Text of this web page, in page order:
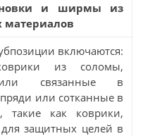
и ширмы из
материалов
включаются:
из соломы,
связанные в
или сотканные в
такие как коврики,
защитных целей в